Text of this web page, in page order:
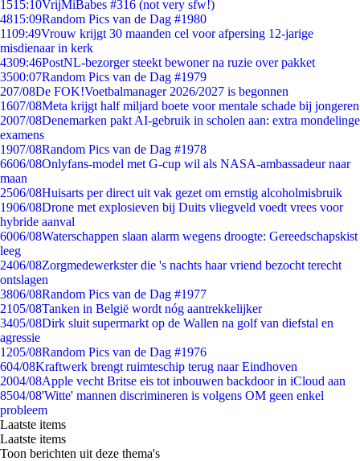
1515:10VrijMiBabes #316 (not very sfw!)
4815:09Random Pics van de Dag #1980
1109:49Vrouw krijgt 30 maanden cel voor afpersing 12-jarige
misdienaar in kerk
4309:46PostNL-bezorger steekt bewoner na ruzie over pakket
3500:07Random Pics van de Dag #1979
207/08De FOK!Voetbalmanager 2026/2027 is begonnen
1607/08Meta krijgt half miljard boete voor mentale schade bij jongeren
2007/08Denemarken pakt AI-gebruik in scholen aan: extra mondelinge
examens
1907/08Random Pics van de Dag #1978
6606/08Onlyfans-model met G-cup wil als NASA-ambassadeur naar
maan
2506/08Huisarts per direct uit vak gezet om ernstig alcoholmisbruik
1906/08Drone met explosieven bij Duits vliegveld voedt vrees voor
hybride aanval
6006/08Waterschappen slaan alarm wegens droogte: Gereedschapskist
leeg
2406/08Zorgmedewerkster die 's nachts haar vriend bezocht terecht
ontslagen
3806/08Random Pics van de Dag #1977
2105/08Tanken in België wordt nóg aantrekkelijker
3405/08Dirk sluit supermarkt op de Wallen na golf van diefstal en
agressie
1205/08Random Pics van de Dag #1976
604/08Kraftwerk brengt ruimteschip terug naar Eindhoven
2004/08Apple vecht Britse eis tot inbouwen backdoor in iCloud aan
8504/08'Witte' mannen discrimineren is volgens OM geen enkel
probleem
Laatste items
Laatste items
Toon berichten uit deze thema's